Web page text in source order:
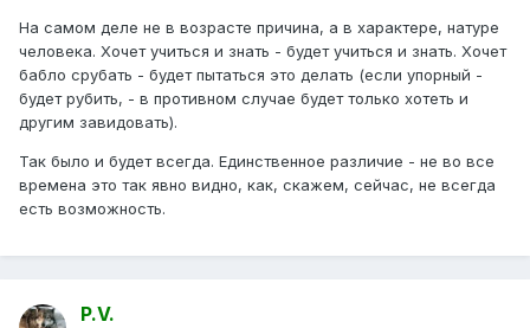
На самом деле не в возрасте причина, а в характере, натуре
человека. Хочет учиться и знать - будет учиться и знать. Хочет
бабло срубать - будет пытаться это делать (если упорный -
будет рубить, - в противном случае будет только хотеть и
другим завидовать).
Так было и будет всегда. Единственное различие - не во все
времена это так явно видно, как, скажем, сейчас, не всегда
есть возможность.
P.V.